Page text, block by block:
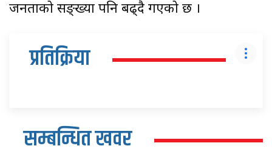
जनताको सङ्ख्या पनि बढ्दै गएको छ ।
प्रतिक्रिया
सम्बन्धित खवर